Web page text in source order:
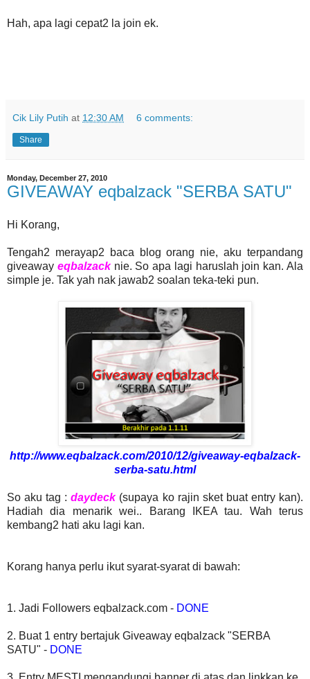
Hah, apa lagi cepat2 la join ek.
Cik Lily Putih at 12:30 AM 6 comments:
Share
Monday, December 27, 2010
GIVEAWAY eqbalzack "SERBA SATU"
Hi Korang,
Tengah2 merayap2 baca blog orang nie, aku terpandang
giveaway eqbalzacknie. So apa lagi haruslah join kan. Ala
simple je. Tak yah nak jawab2 soalan teka-teki pun.
http://www.eqbalzack.com/2010/12/giveaway-eqbalzack-
serba-satu.html
So aku tag :daydeck(supaya ko rajin sket buat entry kan).
Hadiah dia menarik wei.. Barang IKEA tau. Wah terus
kembang2 hati aku lagi kan.
Korang hanya perlu ikut syarat-syarat di bawah:
1. Jadi Followers eqbalzack.com - DONE
2. Buat 1 entry bertajuk Giveaway eqbalzack "SERBA
SATU" - DONE